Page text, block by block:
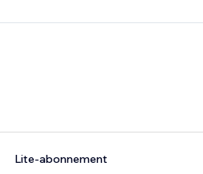
Lite-abonnement